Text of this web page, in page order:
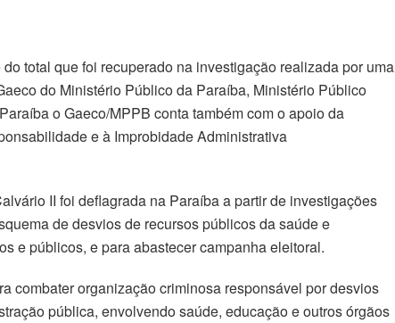
total que foi recuperado na investigação realizada por uma
do Ministério Público da Paraíba, Ministério Público
o Gaeco/MPPB conta também com o apoio da
e à Improbidade Administrativa
II foi deflagrada na Paraíba a partir de investigações
de desvios de recursos públicos da saúde e
e públicos, e para abastecer campanha eleitoral.
combater organização criminosa responsável por desvios
pública, envolvendo saúde, educação e outros órgãos